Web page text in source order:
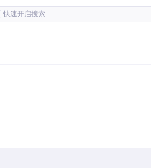
快速开启搜索